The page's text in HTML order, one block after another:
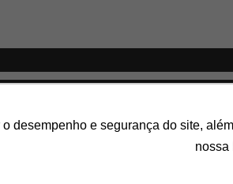
desempenho e segurança do site,
nossa